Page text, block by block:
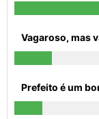
Vagaroso, mas
Prefeito é um